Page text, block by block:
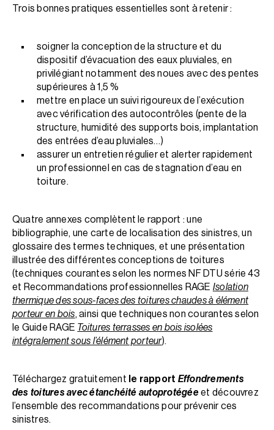
Trois bonnes pratiques essentielles sont à retenir :
soigner la conception de la structure et du
dispositif d’évacuation des eaux pluviales, en
privilégiant notamment des noues avec des pentes
supérieures à 1,5 %
mettre en place un suivi rigoureux de l’exécution
avec vérification des autocontrôles (pente de la
structure, humidité des supports bois, implantation
des entrées d’eau pluviales…)
assurer un entretien régulier et alerter rapidement
un professionnel en cas de stagnation d’eau en
toiture.
Quatre annexes complètent le rapport : une
bibliographie, une carte de localisation des sinistres, un
glossaire des termes techniques, et une présentation
illustrée des différentes conceptions de toitures
(techniques courantes selon les normes NF DTU série 43
et Recommandations professionnelles RAGE Isolation
thermique des sous-faces des toitures chaudes à élément
porteur en bois, ainsi que techniques non courantes selon
le Guide RAGE Toitures terrasses en bois isolées
intégralement sous l’élément porteur).
Téléchargez gratuitement le rapport Effondrements
des toitures avec étanchéité autoprotégéeet découvrez
l’ensemble des recommandations pour prévenir ces
sinistres.